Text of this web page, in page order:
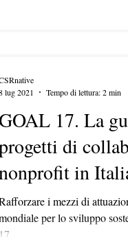
GOAL 17. La
di
in
i mezzi di
per lo sviluppo
17...
lug 2021
Tempo di lettura: 2 min